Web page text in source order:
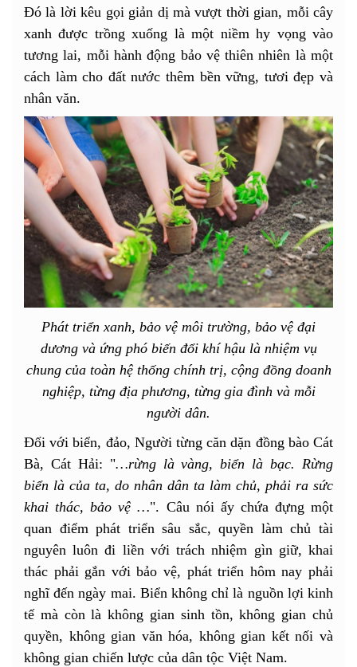
Đó là lời kêu gọi giản dị mà vượt thời gian, mỗi cây
xanh được trồng xuống là một niềm hy vọng vào
tương lai, mỗi hành động bảo vệ thiên nhiên là một
cách làm cho đất nước thêm bền vững, tươi đẹp và
nhân văn.
Phát triển xanh, bảo vệ môi trường, bảo vệ đại
dương và ứng phó biến đổi khí hậu là nhiệm vụ
chung của toàn hệ thống chính trị, cộng đồng doanh
nghiệp, từng địa phương, từng gia đình và mỗi
người dân.
Đối với biển, đảo, Người từng căn dặn đồng bào Cát
Bà, Cát Hải: "…rừng là vàng, biển là bạc. Rừng
biển là của ta, do nhân dân ta làm chủ, phải ra sức
khai thác, bảo vệ …". Câu nói ấy chứa đựng một
quan điểm phát triển sâu sắc, quyền làm chủ tài
nguyên luôn đi liền với trách nhiệm gìn giữ, khai
thác phải gắn với bảo vệ, phát triển hôm nay phải
nghĩ đến ngày mai. Biển không chỉ là nguồn lợi kinh
tế mà còn là không gian sinh tồn, không gian chủ
quyền, không gian văn hóa, không gian kết nối và
không gian chiến lược của dân tộc Việt Nam.